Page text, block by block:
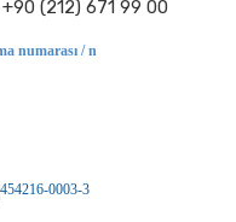
+90 (212) 671 99 00
numarası / n